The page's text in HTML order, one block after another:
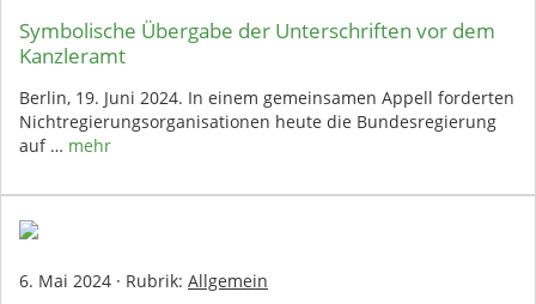
Symbolische Übergabe der Unterschriften vor dem
Kanzleramt
Berlin, 19. Juni 2024. In einem gemeinsamen Appell forderten
Nichtregierungsorganisationen heute die Bundesregierung
auf … mehr
6. Mai 2024 · Rubrik: Allgemein